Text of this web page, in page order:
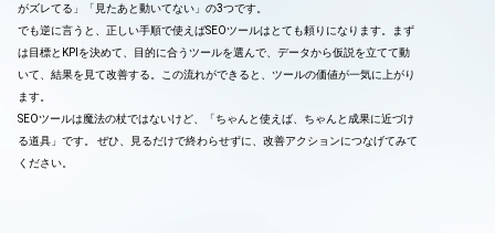
がズレてる」「見たあと動いてない」の3つです。
でも逆に言うと、正しい手順で使えばSEOツールはとても頼りになります。まず
は目標とKPIを決めて、目的に合うツールを選んで、データから仮説を立てて動
いて、結果を見て改善する。この流れができると、ツールの価値が一気に上がり
ます。
SEOツールは魔法の杖ではないけど、「ちゃんと使えば、ちゃんと成果に近づけ
る道具」です。 ぜひ、見るだけで終わらせずに、改善アクションにつなげてみて
ください。